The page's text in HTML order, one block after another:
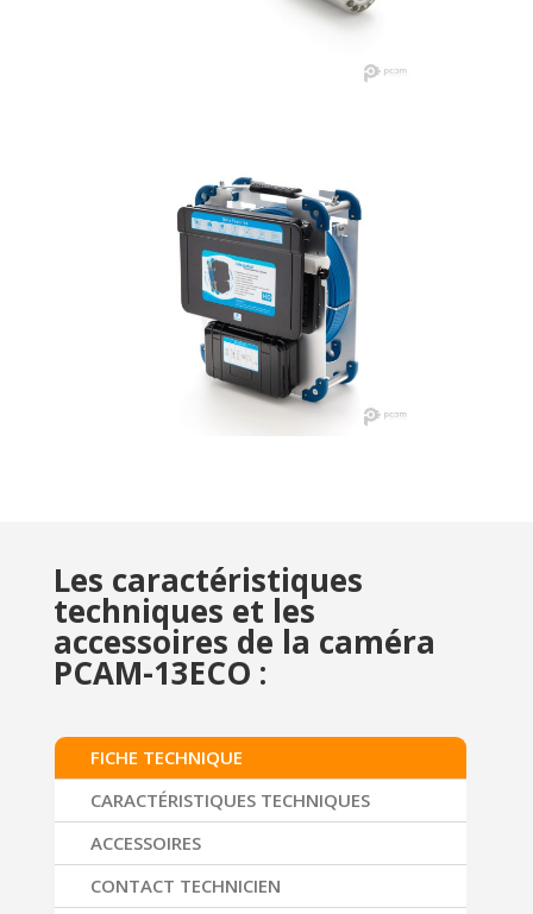
Les caractéristiques
techniques et les
accessoires de la caméra
PCAM-13ECO :
FICHE TECHNIQUE
CARACTÉRISTIQUES TECHNIQUES
ACCESSOIRES
CONTACT TECHNICIEN